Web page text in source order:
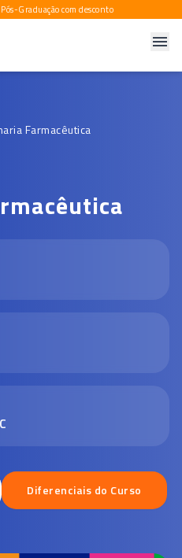
Graduação com desconto
Farmacêutica
em
Diferenciais do Curso